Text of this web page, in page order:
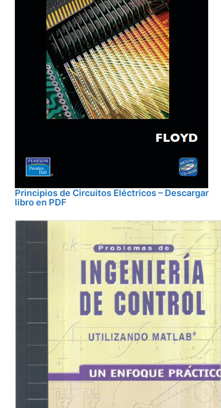
Principios de Circuitos Eléctricos – Descargar
libro en PDF